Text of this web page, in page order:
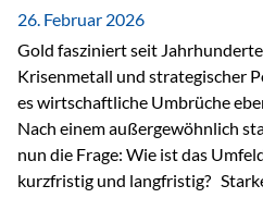
26. Februar 2026
Gold fasziniert seit
Krisenmetall und strategischer
es wirtschaftliche Umbrüche
Nach einem außergewöhnlich
nun die Frage: Wie ist das
kurzfristig und langfristig?